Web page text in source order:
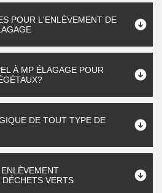
POUR L'ENLÈVEMENT DE
À MP ÉLAGAGE POUR
DE TOUT TYPE DE
VERTS